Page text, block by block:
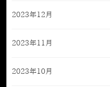
2023年12月
2023年11月
2023年10月